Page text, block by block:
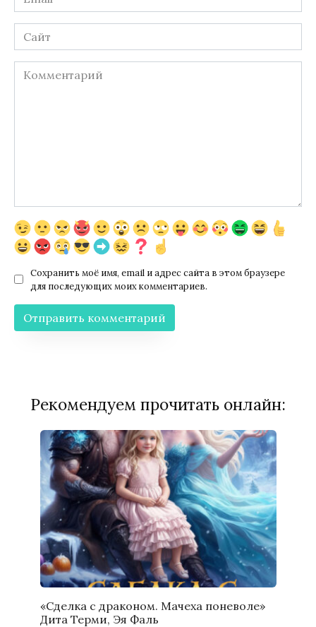
*
Сайт
Комментарий
Сохранить моё имя, email и адрес сайта в этом браузере
для последующих моих комментариев.
Рекомендуем прочитать онлайн:
«Сделка с драконом. Мачеха поневоле»
Дита Терми, Эя Фаль